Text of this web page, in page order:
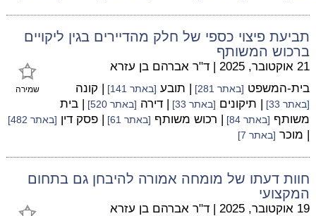
תביעת פיצוי כספי של חלק מהדיירים בגין ליקויים
ברכוש המשותף
שמירה
21 אוקטובר, 2025 | ד"ר אברהם בן עזרא
בית-המשפט [באתר 281] | תובע [באתר 141] | קונה
[באתר 33] | תיקונים [באתר 33] | דירה [באתר 520]
| בית
משותף [באתר 84] | רכוש משותף [באתר 61] | פסק דין [באתר 482]
| מוכר [באתר 7]
חוות דעתו של מומחה אמורה להיבחן גם בתחום
המקצועי
19 אוקטובר, 2025 | ד"ר אברהם בן עזרא